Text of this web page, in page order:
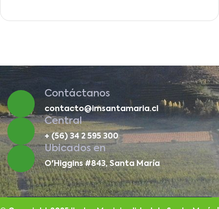
Contáctanos
contacto@imsantamaria.cl
Central
+ (56) 34 2 595 300
Ubicados en
O'Higgins #843, Santa María